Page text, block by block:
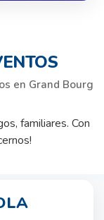
en Grand Bourg
familiares. Con